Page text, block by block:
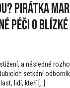
Pirátka
péči o blízké
a následné
setkání
lidí, kteří […]